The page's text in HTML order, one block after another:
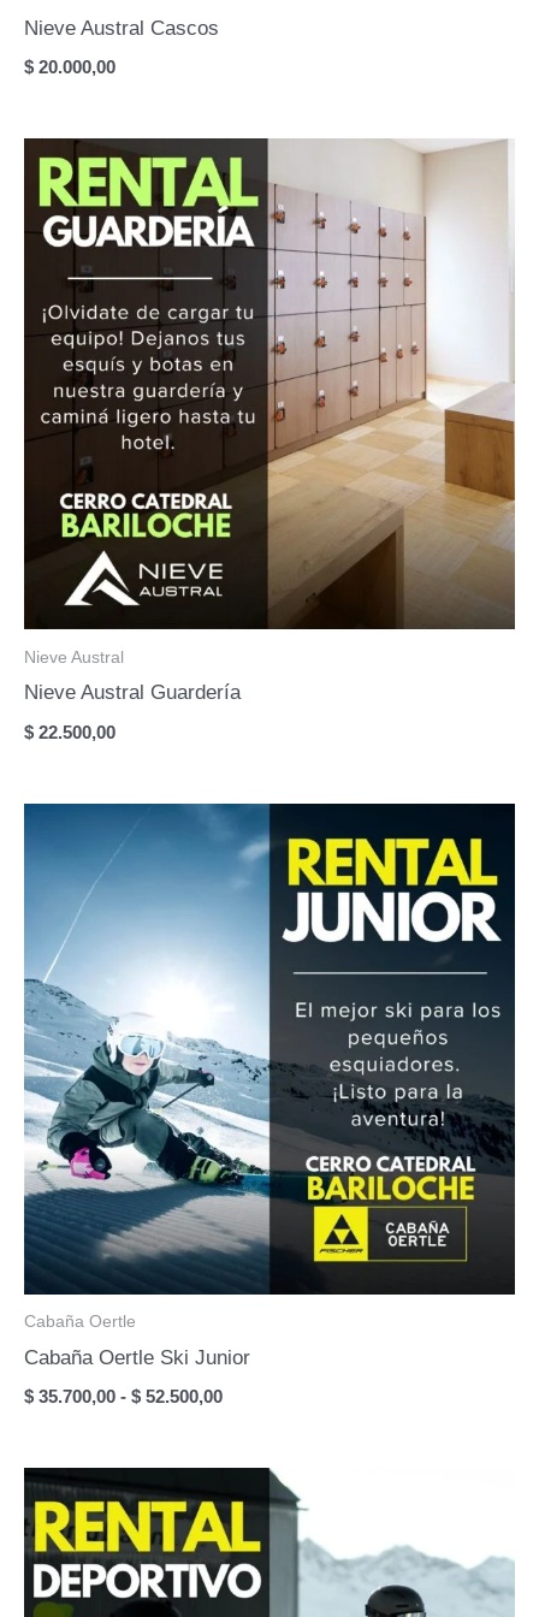
Nieve Austral Cascos
$ 20.000,00
Nieve Austral
Nieve Austral Guardería
$ 22.500,00
Cabaña Oertle
Cabaña Oertle Ski Junior
$ 35.700,00 - $ 52.500,00Rango
desde
$ 35.700,00
hasta
$ 52.500,00